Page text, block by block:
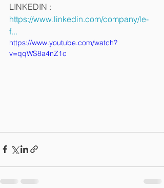
LINKEDIN :
https://www.linkedin.com/company/le-
f...
https://www.youtube.com/watch?
v=qqWS8a4nZ1c